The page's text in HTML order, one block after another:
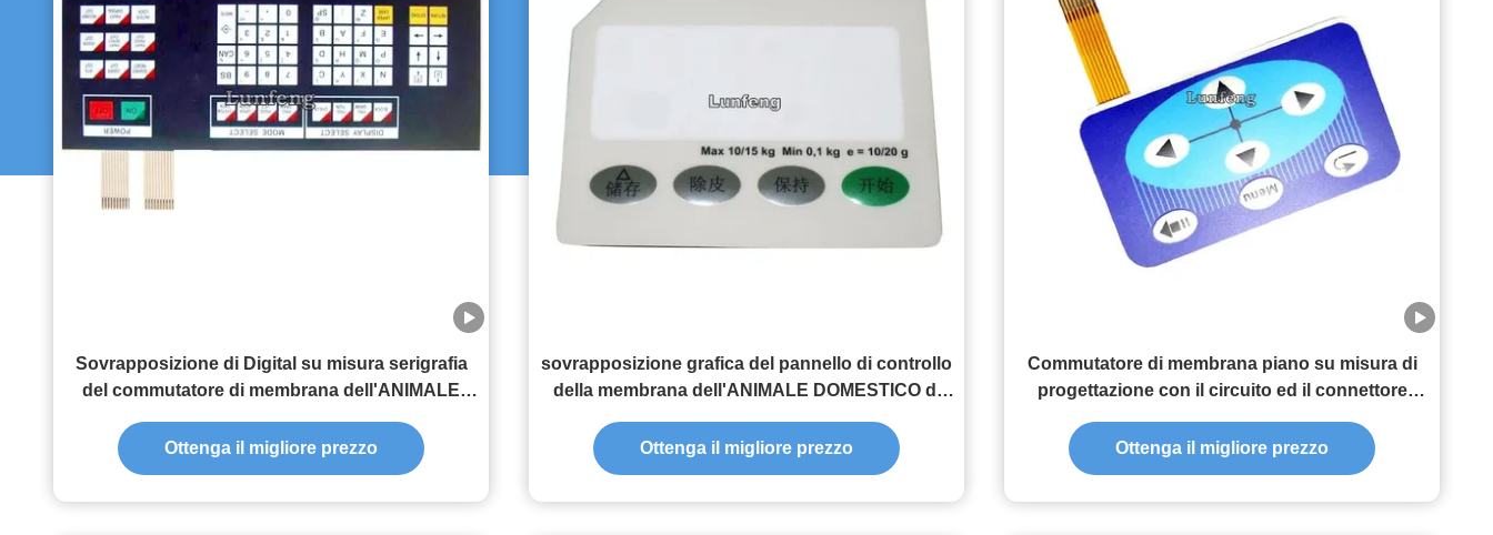
Sovrapposizione di Digital su misura serigrafia
del commutatore di membrana dell'ANIMALE
Ottenga il migliore prezzo
sovrapposizione grafica del pannello di controllo
della membrana dell'ANIMALE DOMESTICO di
Ottenga il migliore prezzo
Commutatore di membrana piano su misura di
progettazione con il circuito ed il connettore
Ottenga il migliore prezzo